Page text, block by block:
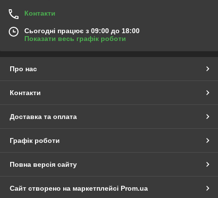
Контакти
Сьогодні працює з 09:00 до 18:00
Показати весь графік роботи
Про нас
Контакти
Доставка та оплата
Графік роботи
Повна версія сайту
Сайт створено на маркетплейсі Prom.ua